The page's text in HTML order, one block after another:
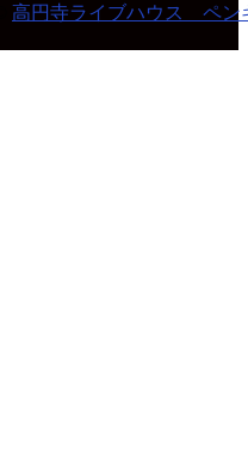
高円寺ライブハウス ペン